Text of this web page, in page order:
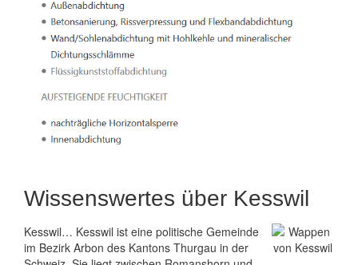
Wissenswertes über Kesswil
Kesswil… Kesswil ist eine politische Gemeinde
im Bezirk Arbon des Kantons Thurgau in der